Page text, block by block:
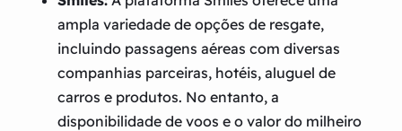
ampla variedade de opções de resgate,
incluindo passagens aéreas com diversas
companhias parceiras, hotéis, aluguel de
carros e produtos. No entanto, a
disponibilidade de voos e o valor do milheiro